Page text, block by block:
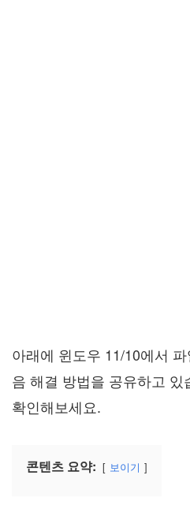
아래에 윈도우 11/10에서
음 해결 방법을 공유하고
확인해보세요.
콘텐츠 요약: 보이기